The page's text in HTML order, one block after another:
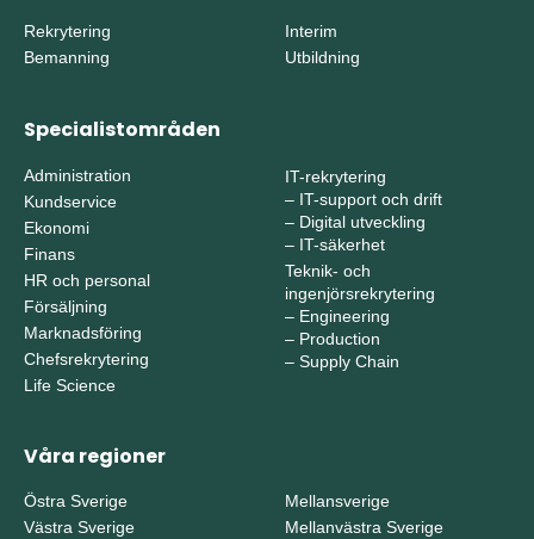
Rekrytering
Bemanning
Interim
Utbildning
Specialistområden
Administration
Kundservice
Ekonomi
Finans
HR och personal
Försäljning
Marknadsföring
Chefsrekrytering
Life Science
IT-rekrytering
– IT-support och drift
– Digital utveckling
– IT-säkerhet
Teknik- och
ingenjörsrekrytering
– Engineering
– Production
– Supply Chain
Våra regioner
Östra Sverige
Västra Sverige
Mellansverige
Mellanvästra Sverige